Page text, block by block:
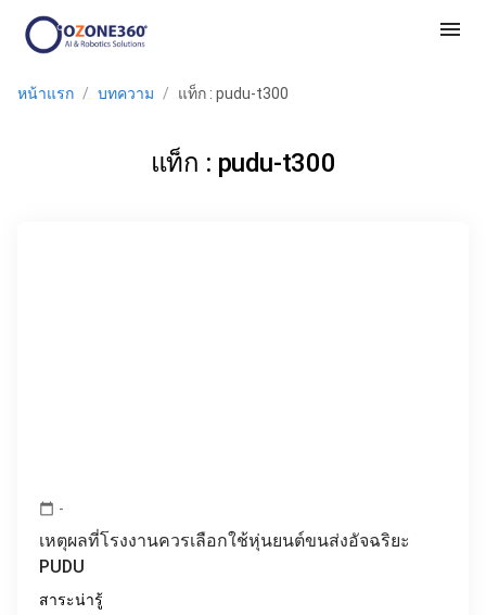
menu
หน้าแรก / บทความ / แท็ก : pudu-t300
แท็ก : pudu-t300
calendar_today -
เหตุผลที่โรงงานควรเลือกใช้หุ่นยนต์ขนส่งอัจฉริยะ
PUDU
สาระน่ารู้